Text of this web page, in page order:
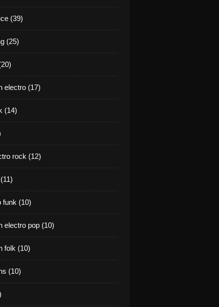
(39)
(25)
electro (17)
(14)
rock (12)
funk (10)
electro pop (10)
folk (10)
(10)